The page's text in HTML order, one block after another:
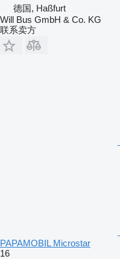
德国, Haßfurt
Will Bus GmbH & Co. KG
联系卖方
PAPAMOBIL Microstar
16